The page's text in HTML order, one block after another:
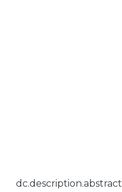
dc.description.abstract